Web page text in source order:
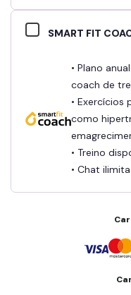
SMART FIT
• Plano
coach de
• Exercícios
como
• Treino
• Chat